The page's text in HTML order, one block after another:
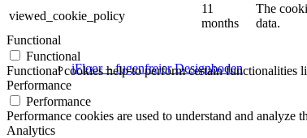
iFloor – fugenfreier Designboden
viewed_cookie_policy
11
months
The
data.
Functional
Functional
Functional cookies help to perform certain functionalities
Performance
Performance
Performance cookies are used to understand and
Analytics